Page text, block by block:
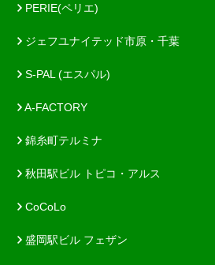
PERIE(ペリエ)
ジェフユナイテッド市原・千葉
S-PAL (エスパル)
A-FACTORY
錦糸町テルミナ
秋田駅ビル トピコ・アルス
CoCoLo
盛岡駅ビル フェザン